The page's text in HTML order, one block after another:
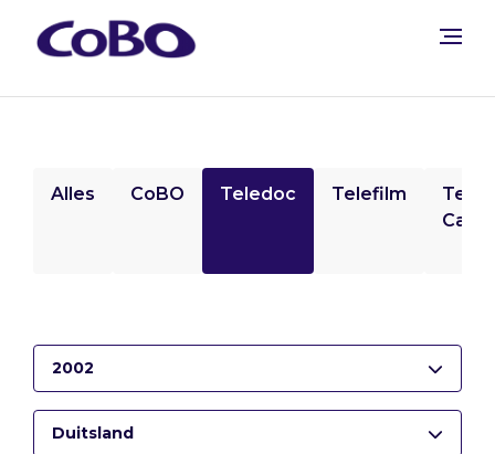
Alles CoBO Teledoc Telefilm
2002
Duitsland